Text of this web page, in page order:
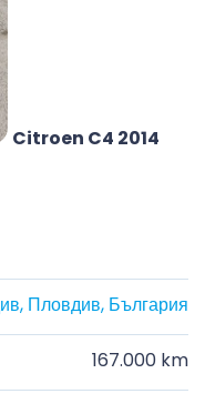
Citroen C4 2014
Пловдив, България
167.000 km